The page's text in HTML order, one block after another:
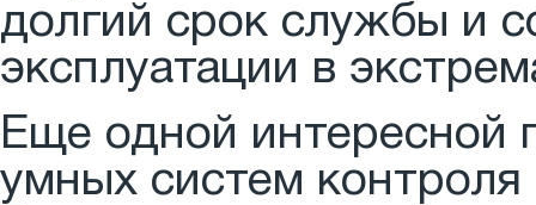
долгий срок службы и
эксплуатации в
Еще одной интересной
умных систем